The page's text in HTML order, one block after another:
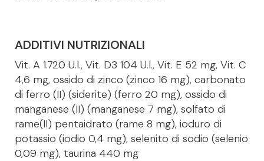
ADDITIVI NUTRIZIONALI
Vit. A 1.720 U.I., Vit. D3 104 U.I., Vit. E 52 mg, Vit. C
4,6 mg, ossido di zinco (zinco 16 mg), carbonato
di ferro (II) (siderite) (ferro 20 mg), ossido di
manganese (II) (manganese 7 mg), solfato di
rame(II) pentaidrato (rame 8 mg), ioduro di
potassio (iodio 0,4 mg), selenito di sodio (selenio
0,09 mg), taurina 440 mg